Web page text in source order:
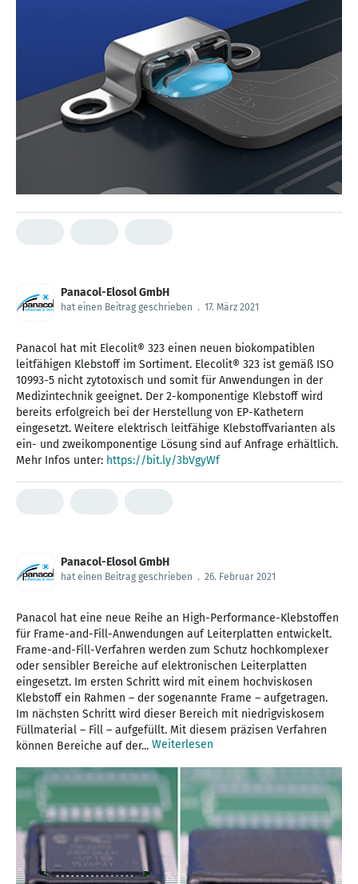
Panacol-Elosol GmbH
hat einen Beitrag geschrieben . 17. März 2021
Panacol hat mit Elecolit® 323 einen neuen biokompatiblen
leitfähigen Klebstoff im Sortiment. Elecolit® 323 ist gemäß ISO
10993-5 nicht zytotoxisch und somit für Anwendungen in der
Medizintechnik geeignet. Der 2-komponentige Klebstoff wird
bereits erfolgreich bei der Herstellung von EP-Kathetern
eingesetzt. Weitere elektrisch leitfähige Klebstoffvarianten als
ein- und zweikomponentige Lösung sind auf Anfrage erhältlich.
Mehr Infos unter: https://bit.ly/3bVgyWf
Panacol-Elosol GmbH
hat einen Beitrag geschrieben . 26. Februar 2021
Panacol hat eine neue Reihe an High-Performance-Klebstoffen
für Frame-and-Fill-Anwendungen auf Leiterplatten entwickelt.
Frame-and-Fill-Verfahren werden zum Schutz hochkomplexer
oder sensibler Bereiche auf elektronischen Leiterplatten
eingesetzt. Im ersten Schritt wird mit einem hochviskosen
Klebstoff ein Rahmen – der sogenannte Frame – aufgetragen.
Im nächsten Schritt wird dieser Bereich mit niedrigviskosem
Füllmaterial – Fill – aufgefüllt. Mit diesem präzisen Verfahren
können Bereiche auf der... Weiterlesen